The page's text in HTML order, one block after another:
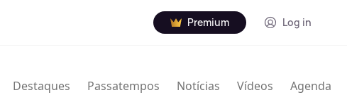
Premium Log in
Destaques Passatempos Notícias Vídeos Agenda